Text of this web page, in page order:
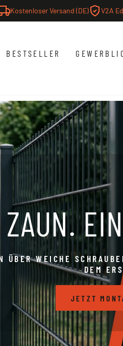
Kostenloser Versand (DE) V2A
BESTSELLER
ÜBER WEICHE
DEM
JETZT